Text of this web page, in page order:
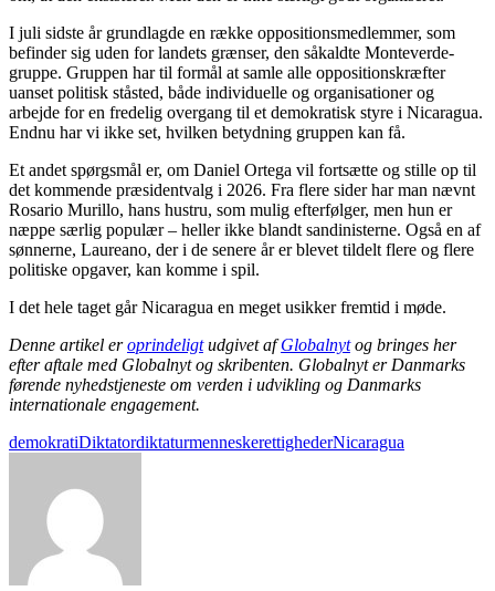
I juli sidste år grundlagde en række oppositionsmedlemmer, som
befinder sig uden for landets grænser, den såkaldte Monteverde-
gruppe. Gruppen har til formål at samle alle oppositionskræfter
uanset politisk ståsted, både individuelle og organisationer og
arbejde for en fredelig overgang til et demokratisk styre i Nicaragua.
Endnu har vi ikke set, hvilken betydning gruppen kan få.
Et andet spørgsmål er, om Daniel Ortega vil fortsætte og stille op til
det kommende præsidentvalg i 2026. Fra flere sider har man nævnt
Rosario Murillo, hans hustru, som mulig efterfølger, men hun er
næppe særlig populær – heller ikke blandt sandinisterne. Også en af
sønnerne, Laureano, der i de senere år er blevet tildelt flere og flere
politiske opgaver, kan komme i spil.
I det hele taget går Nicaragua en meget usikker fremtid i møde.
Denne artikel eroprindeligtudgivet afGlobalnyt og bringes her
efter aftale med Globalnyt og skribenten. Globalnyt er Danmarks
førende nyhedstjeneste om verden i udvikling og Danmarks
internationale engagement.
demokratiDiktatordiktaturmenneskerettighederNicaragua